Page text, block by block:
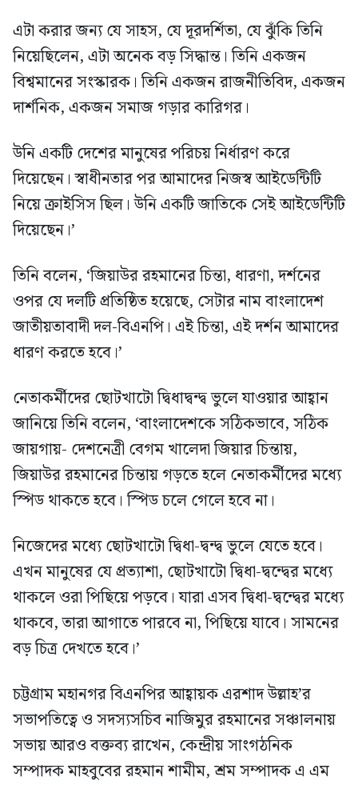
এটা করার জন্য যে সাহস, যে দূরদর্শিতা, যে ঝুঁকি তিনি
নিয়েছিলেন, এটা অনেক বড় সিদ্ধান্ত। তিনি একজন
বিশ্বমানের সংস্কারক। তিনি একজন রাজনীতিবিদ, একজন
দার্শনিক, একজন সমাজ গড়ার কারিগর।
উনি একটি দেশের মানুষের পরিচয় নির্ধারণ করে
দিয়েছেন। স্বাধীনতার পর আমাদের নিজস্ব আইডেন্টিটি
নিয়ে ক্রাইসিস ছিল। উনি একটি জাতিকে সেই আইডেন্টিটি
দিয়েছেন।’
তিনি বলেন, ‘জিয়াউর রহমানের চিন্তা, ধারণা, দর্শনের
ওপর যে দলটি প্রতিষ্ঠিত হয়েছে, সেটার নাম বাংলাদেশ
জাতীয়তাবাদী দল-বিএনপি। এই চিন্তা, এই দর্শন আমাদের
ধারণ করতে হবে।’
নেতাকর্মীদের ছোটখাটো দ্বিধাদ্বন্দ্ব ভুলে যাওয়ার আহ্বান
জানিয়ে তিনি বলেন, ‘বাংলাদেশকে সঠিকভাবে, সঠিক
জায়গায়- দেশনেত্রী বেগম খালেদা জিয়ার চিন্তায়,
জিয়াউর রহমানের চিন্তায় গড়তে হলে নেতাকর্মীদের মধ্যে
স্পিড থাকতে হবে। স্পিড চলে গেলে হবে না।
নিজেদের মধ্যে ছোটখাটো দ্বিধা-দ্বন্দ্ব ভুলে যেতে হবে।
এখন মানুষের যে প্রত্যাশা, ছোটখাটো দ্বিধা-দ্বন্দ্বের মধ্যে
থাকলে ওরা পিছিয়ে পড়বে। যারা এসব দ্বিধা-দ্বন্দ্বের মধ্যে
থাকবে, তারা আগাতে পারবে না, পিছিয়ে যাবে। সামনের
বড় চিত্র দেখতে হবে।’
চট্টগ্রাম মহানগর বিএনপির আহ্বায়ক এরশাদ উল্লাহ’র
সভাপতিত্বে ও সদস্যসচিব নাজিমুর রহমানের সঞ্চালনায়
সভায় আরও বক্তব্য রাখেন, কেন্দ্রীয় সাংগঠনিক
সম্পাদক মাহবুবের রহমান শামীম, শ্রম সম্পাদক এ এম